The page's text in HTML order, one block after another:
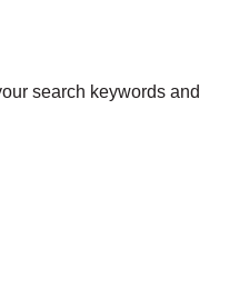
search keywords and